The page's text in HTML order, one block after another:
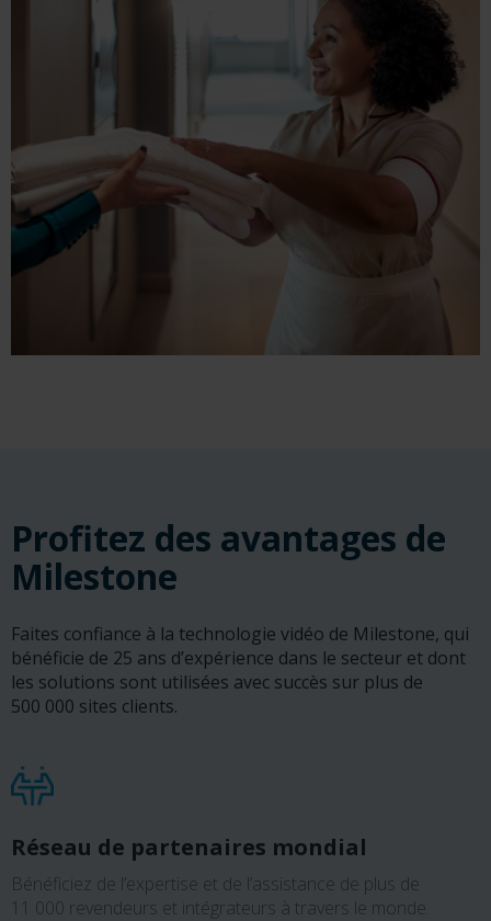
Profitez des avantages de
Milestone
Faites confiance à la technologie vidéo de Milestone, qui
bénéficie de 25 ans d’expérience dans le secteur et dont
les solutions sont utilisées avec succès sur plus de
500 000 sites clients.
Réseau de partenaires mondial
Bénéficiez de l’expertise et de l’assistance de plus de
11 000 revendeurs et intégrateurs à travers le monde.